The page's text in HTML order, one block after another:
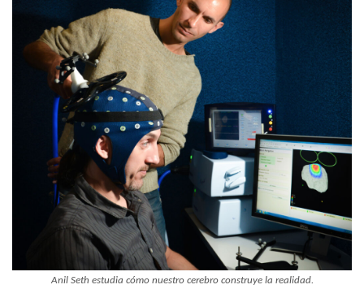
Anil Seth estudia cómo nuestro cerebro construye la realidad.